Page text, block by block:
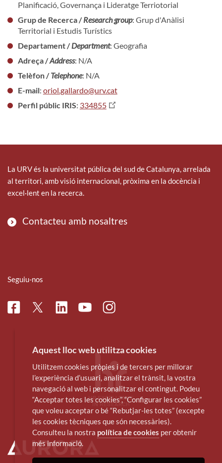
Planificació, Governança i Lideratge Terriotorial
Grup de Recerca /Research group: Grup d'Anàlisi
Territorial i Estudis Turístics
Departament /Department: Geografia
Adreça /Address: N/A
Telèfon /Telephone: N/A
E-mail: oriol.gallardo@urv.cat
Perfil públic IRIS: 334855
La URV és la universitat pública del sud de Catalunya, arrelada
al territori, amb visió internacional, pròxima en la docència i
excel·lent en la recerca.
Contacteu amb nosaltres
Seguiu-nos
FacebookTwitterLinkedinYoutubeInstagram
Aquest lloc web utilitza cookies
Utilitzem cookies pròpies i de tercers per millorar
l’experiència d’usuari, analitzar el trànsit, la vostra
navegació al web i personalitzar el contingut. Podeu
“Acceptar totes les cookies”, “Configurar les cookies”
que voleu acceptar o bé “Rebutjar-les totes” (excepte
les cookies tècniques que són necessàries).
Consulteu la nostra política de cookies per obtenir
més informació.